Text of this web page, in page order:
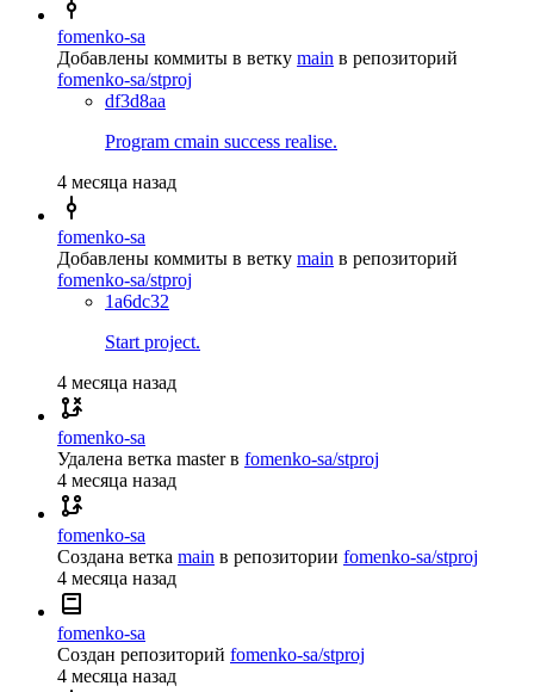
fomenko-sa
Добавлены коммиты в ветку main в репозиторий
fomenko-sa/stproj
df3d8aa
Program cmain success realise.
4 месяца назад
fomenko-sa
Добавлены коммиты в ветку main в репозиторий
fomenko-sa/stproj
1a6dc32
Start project.
4 месяца назад
fomenko-sa
Удалена ветка masterв fomenko-sa/stproj
4 месяца назад
fomenko-sa
Создана ветка main в репозитории fomenko-sa/stproj
4 месяца назад
fomenko-sa
Создан репозиторий fomenko-sa/stproj
4 месяца назад